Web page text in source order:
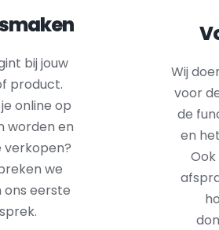
bij jouw
product.
online op
worden en
verkopen?
we
ons eerste
Wij
voor
de
en